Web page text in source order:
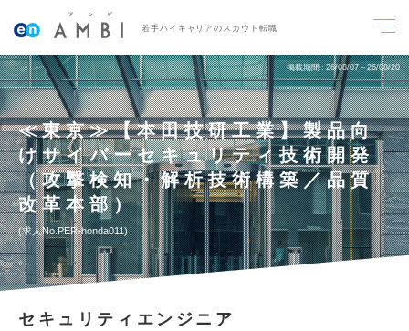
若手ハイキャリアのスカウト転職
掲載期間 26/08/07～26/08/20
≪東京≫【本田技研工業】製品向
けサイバーセキュリティ技術開発
（攻撃検知・解析技術構築／品質
改革本部）
求人No.PER-honda011
セキュリティエンジニア